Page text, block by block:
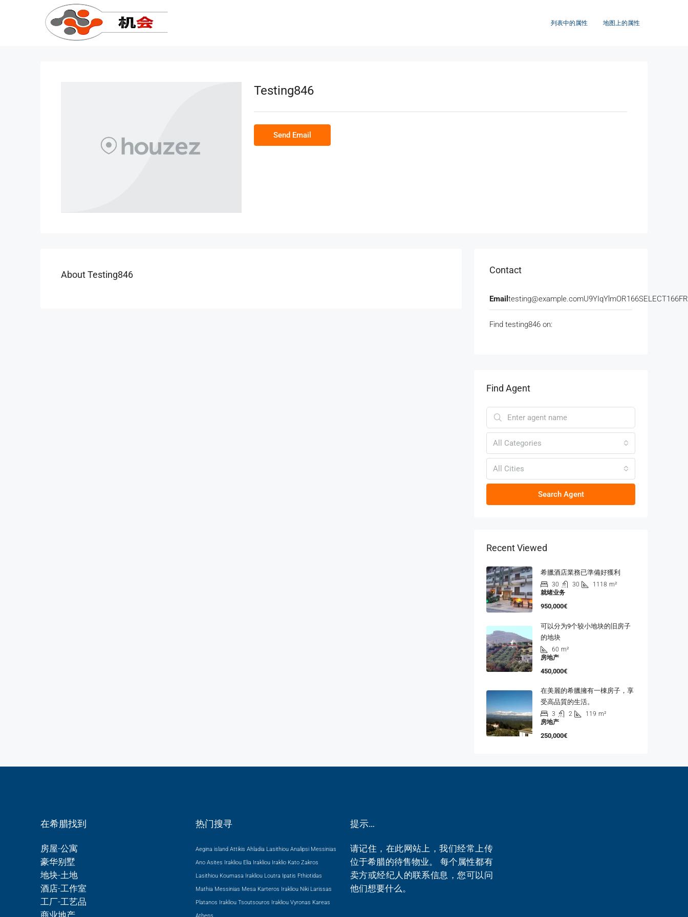
列表中的属性 地图上的属性
Testing846
Send Email
About Testing846 Contact
Email
Find testing846 on:
Find Agent
All Categories
All Cities
Search Agent
Recent Viewed
希臘酒店業務已準備好獲利
30 30 1118 m²
就绪业务
950,000€
可以分为9个较小地块的旧房子
的地块
60 m²
房地产
450,000€
在美麗的希臘擁有一棟房子，享
受高品質的生活。
3 2 119 m²
房地产
250,000€
在希腊找到
房屋-公寓
豪华别墅
地块-土地
酒店-工作室
工厂-工艺品
热门搜寻
Aegina island Attikis Ahladia Lasithiou Analipsi Messinias
Ano Asites Irakliou Elia Irakliou Iraklio Kato Zakros
Lasithiou Koumasa Irakliou Loutra Ipatis Fthiotidas
Mathia Messinias Mesa Karteros Irakliou Niki Larissas
Platanos Irakliou Tsoutsouros Irakliou Vyronas Kareas
提示…
请记住，在此网站上，我们经常上传
位于希腊的待售物业。 每个属性都有
卖方或经纪人的联系信息，您可以问
他们想要什么。